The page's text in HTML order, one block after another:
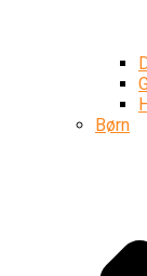
Børn